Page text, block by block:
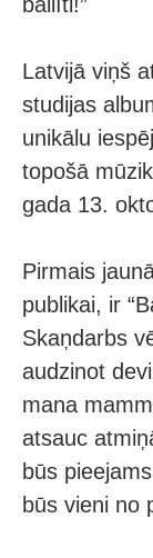
Latvijā viņš
studijas
unikālu
topošā
gada 13.
Pirmais
publikai, ir
Skaņdarbs
audzinot
mana
atsauc
būs
būs vieni no